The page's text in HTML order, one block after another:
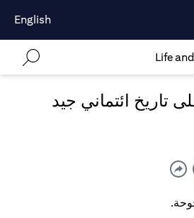
English
تاريخ ائتماني جيد